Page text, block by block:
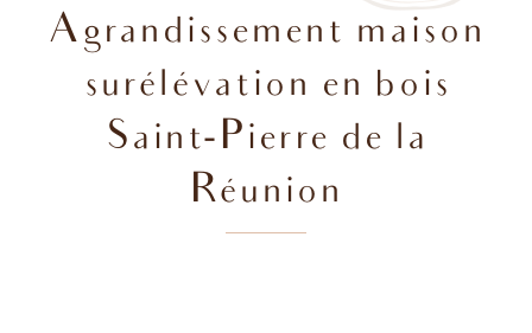
Agrandissement maison
surélévation en bois
Saint-Pierre de la
Réunion